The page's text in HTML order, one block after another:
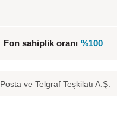
Fon sahiplik oranı %100
Posta ve Telgraf Teşkilatı A.Ş.